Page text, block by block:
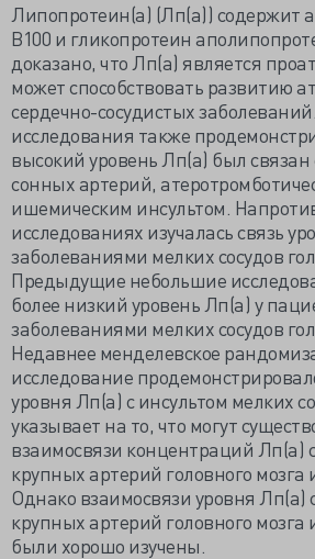
Липопротеин(а) (Лп(а)) содержит
В100 и гликопротеин
доказано, что Лп(а) является
может способствовать развитию
сердечно-сосудистых
исследования также
высокий уровень Лп(а) был связан
сонных артерий,
ишемическим инсультом.
исследованиях изучалась связь
заболеваниями мелких сосудов
Предыдущие небольшие
более низкий уровень Лп(а) у
заболеваниями мелких сосудов
Недавнее менделевское
исследование
уровня Лп(а) с инсультом мелких
указывает на то, что могут
взаимосвязи концентраций Лп(а)
крупных артерий головного мозга
Однако взаимосвязи уровня Лп(а)
крупных артерий головного мозга
были хорошо изучены.